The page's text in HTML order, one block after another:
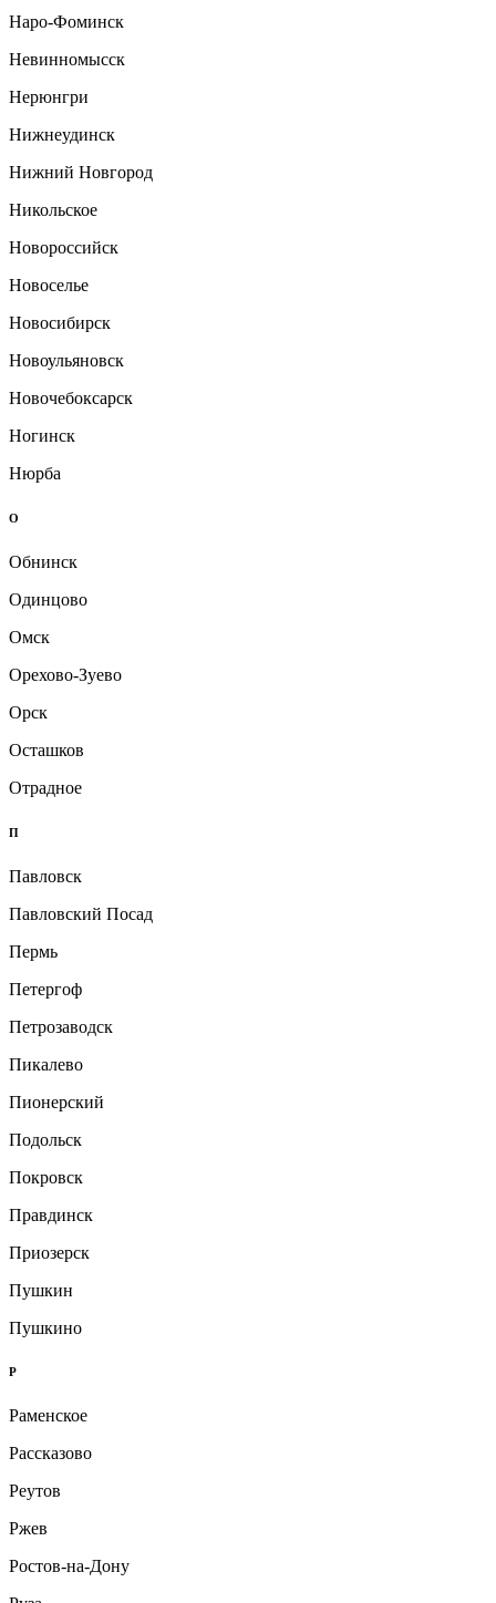
Наро-Фоминск
Невинномысск
Нерюнгри
Нижнеудинск
Нижний Новгород
Никольское
Новороссийск
Новоселье
Новосибирск
Новоульяновск
Новочебоксарск
Ногинск
Нюрба
О
Обнинск
Одинцово
Омск
Орехово-Зуево
Орск
Осташков
Отрадное
П
Павловск
Павловский Посад
Пермь
Петергоф
Петрозаводск
Пикалево
Пионерский
Подольск
Покровск
Правдинск
Приозерск
Пушкин
Пушкино
Р
Раменское
Рассказово
Реутов
Ржев
Ростов-на-Дону